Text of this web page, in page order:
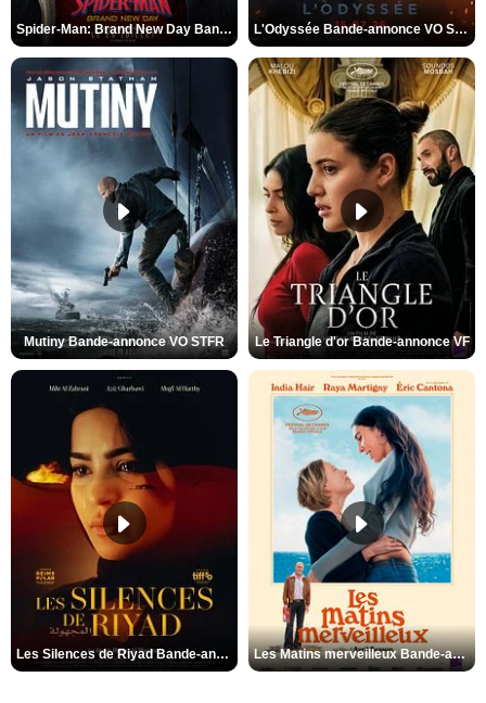
Spider-Man: Brand New Day Bande-annonce VO STFR L'Odyssée Bande-annonce VO STFR
Mutiny Bande-annonce VO STFR Le Triangle d'or Bande-annonce VF
Les Silences de Riyad Bande-annonce VO STFR Les Matins merveilleux Bande-annonce VF